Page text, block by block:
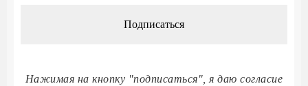
Нажимая на кнопку "подписаться", я даю согласие